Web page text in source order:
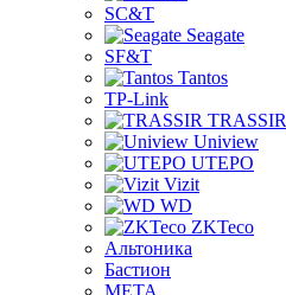
SC&T
Seagate
SF&T
Tantos
TP-Link
TRASSIR
Uniview
UTEPO
Vizit
WD
ZKTeco
Альтоника
Бастион
МЕТА